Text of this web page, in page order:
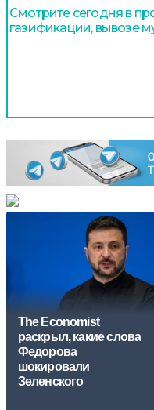
Смотрите сегодня в
газификации, вывозе
The Economist
раскрыл, какие слова
Федорова
шокировали
Зеленского